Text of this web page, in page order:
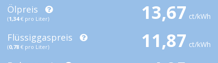
Ölpreis
(1,34€ pro Liter) 13,67 ct/kWh
Flüssiggaspreis
(0,78 € pro Liter) 11,87 ct/kWh